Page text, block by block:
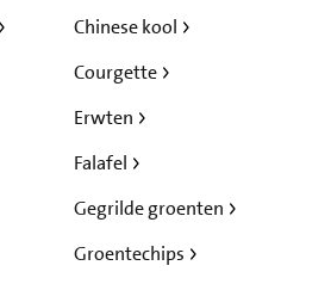
Chinese kool
Courgette
Erwten
Falafel
Gegrilde groenten
Groentechips